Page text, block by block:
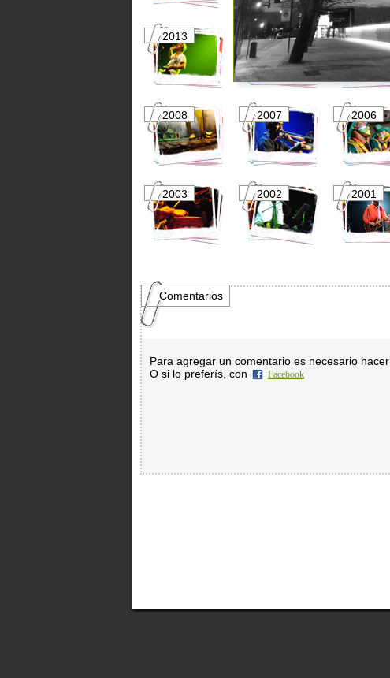
2013 2012 2011
2008 2007 2006
2003 2002 2001
Comentarios
Para agregar un comentario es necesario hacer
O si lo preferís, con
Facebook